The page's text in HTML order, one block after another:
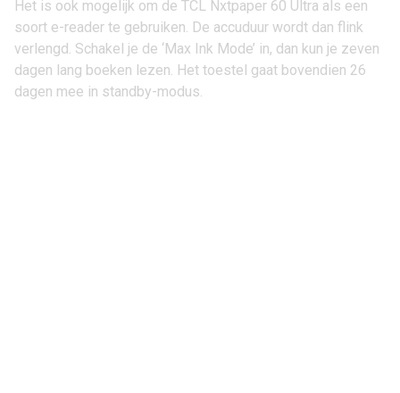
Het is ook mogelijk om de TCL Nxtpaper 60 Ultra als een
soort e-reader te gebruiken. De accuduur wordt dan flink
verlengd. Schakel je de ‘Max Ink Mode’ in, dan kun je zeven
dagen lang boeken lezen. Het toestel gaat bovendien 26
dagen mee in standby-modus.